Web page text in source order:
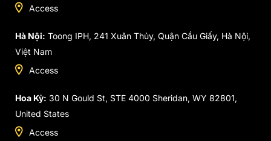
Access
Hà Nội: Toong IPH, 241 Xuân Thủy, Quận Cầu Giấy, Hà Nội,
Việt Nam
Access
Hoa Kỳ: 30 N Gould St, STE 4000 Sheridan, WY 82801,
United States
Access